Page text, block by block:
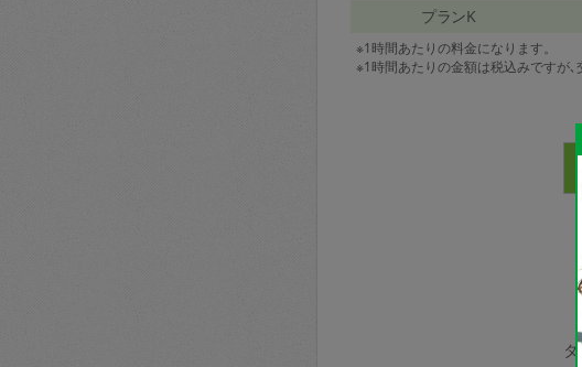
プランK
※1時間あたりの料金になります。
※1時間あたりの金額は税込みですが